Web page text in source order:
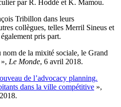
par R. Hoddé et K. Mamou.
Tribillon dans leurs
collègues, telles Merril Sineus et
pris part.
de la mixité sociale, le Grand
Le Monde, 6 avril 2018.
de l’advocacy planning.
dans la ville compétitive »,